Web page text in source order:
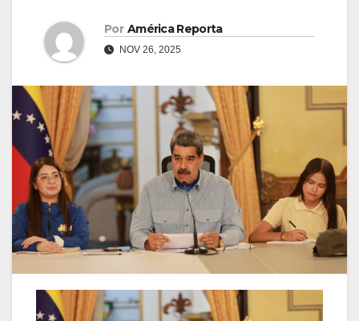
Por América Reporta
NOV 26, 2025